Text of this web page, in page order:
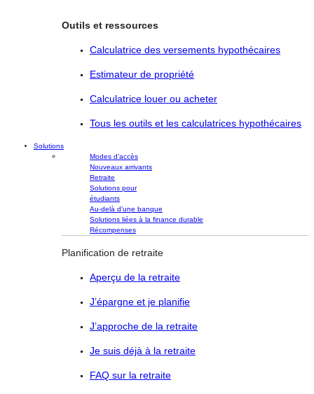
Outils et ressources
Calculatrice des versements hypothécaires
Estimateur de propriété
Calculatrice louer ou acheter
Tous les outils et les calculatrices hypothécaires
Solutions
Modes d’accès
Nouveaux arrivants
Retraite
Solutions pour
étudiants
Au-delà d’une banque
Solutions liées à la finance durable
Récompenses
Planification de retraite
Aperçu de la retraite
J’épargne et je planifie
J’approche de la retraite
Je suis déjà à la retraite
FAQ sur la retraite